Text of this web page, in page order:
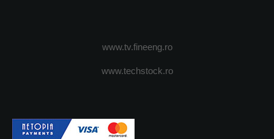
www.tv.fineeng.ro
www.techstock.ro